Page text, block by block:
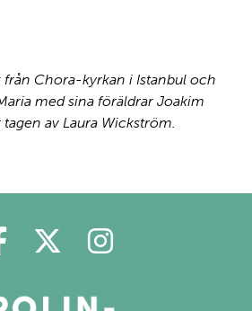
från Chora-kyrkan i Istanbul och
med sina föräldrar Joakim
av Laura Wickström.